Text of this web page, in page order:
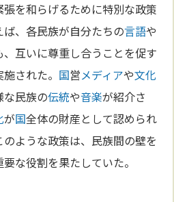
を和らげるために特別な政策
、各民族が自分たちの言語や
互いに尊重し合うことを促す
された。 国営メディアや文化
な民族の伝統や音楽が紹介さ
が国全体の財産として認められ
ような政策は、民族間の壁を
な役割を果たしていた。